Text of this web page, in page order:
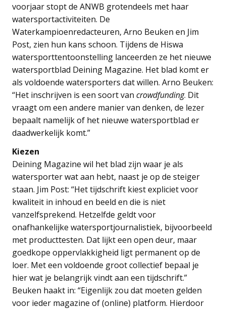
voorjaar stopt de ANWB grotendeels met haar
watersportactiviteiten. De
Waterkampioenredacteuren, Arno Beuken en Jim
Post, zien hun kans schoon. Tijdens de Hiswa
watersporttentoonstelling lanceerden ze het nieuwe
watersportblad Deining Magazine. Het blad komt er
als voldoende watersporters dat willen. Arno Beuken:
“Het inschrijven is een soort van crowdfunding. Dit
vraagt om een andere manier van denken, de lezer
bepaalt namelijk of het nieuwe watersportblad er
daadwerkelijk komt.”
Kiezen
Deining Magazine wil het blad zijn waar je als
watersporter wat aan hebt, naast je op de steiger
staan. Jim Post: “Het tijdschrift kiest expliciet voor
kwaliteit in inhoud en beeld en die is niet
vanzelfsprekend. Hetzelfde geldt voor
onafhankelijke watersportjournalistiek, bijvoorbeeld
met producttesten. Dat lijkt een open deur, maar
goedkope oppervlakkigheid ligt permanent op de
loer. Met een voldoende groot collectief bepaal je
hier wat je belangrijk vindt aan een tijdschrift.”
Beuken haakt in: “Eigenlijk zou dat moeten gelden
voor ieder magazine of (online) platform. Hierdoor